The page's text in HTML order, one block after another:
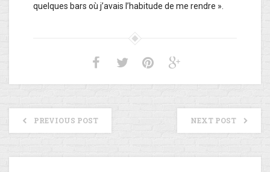
quelques bars où j’avais l’habitude de me rendre ».
PREVIOUS POST NEXT POST